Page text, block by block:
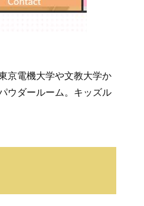
京電機大学や文教大学か
ウダールーム。キッズル